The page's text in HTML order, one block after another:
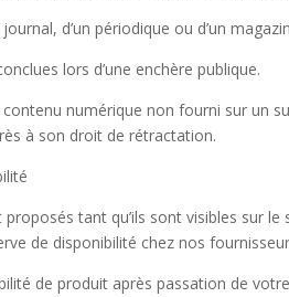
d’un périodique ou d’un
lors d’une enchère publique.
contenu numérique non fourni sur un
à son droit de rétractation.
tant qu’ils sont visibles sur
de disponibilité chez nos
de produit après passation de